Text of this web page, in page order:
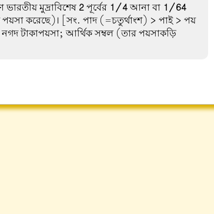
ভারতীয় মুদ্রাবিশেষ 2পূর্বের 1/4আনা বা 1/64
করেছে)। [সং. পাদ (=চতুর্থাংশ) > পাই > পয়
টাকাপয়সা; আর্থিক সম্বল (তার পয়সাকড়ি